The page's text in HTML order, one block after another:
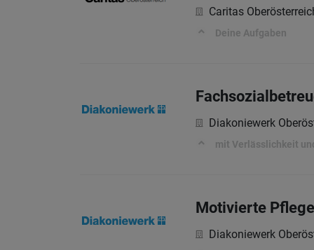
Caritas
Deine Aufgaben
Diakoniewerk
mit Verlässlichkeit
Motivierte
Diakoniewerk